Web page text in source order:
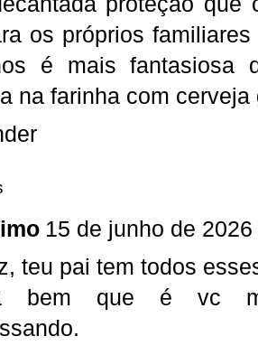
os próprios
é mais fantasiosa
na farinha com
15 de junho de
teu pai tem todos
bem que é vc